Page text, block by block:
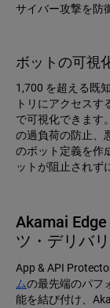
サイバー攻撃を防
ボットの可視
1,700 を超える既
トリにアクセス
で可視化できます
の過負荷の防止、
のボット定義を作
ットが阻止されず
Akamai
ツ・デリバ
App & API
ムの最先端のパフ
能を結び付け、